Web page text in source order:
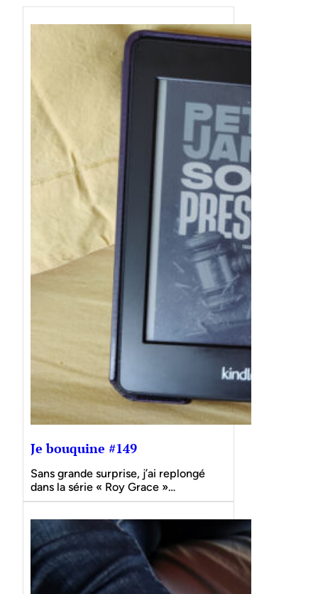
Je bouquine #149
Sans grande surprise, j’ai replongé
dans la série « Roy Grace »…